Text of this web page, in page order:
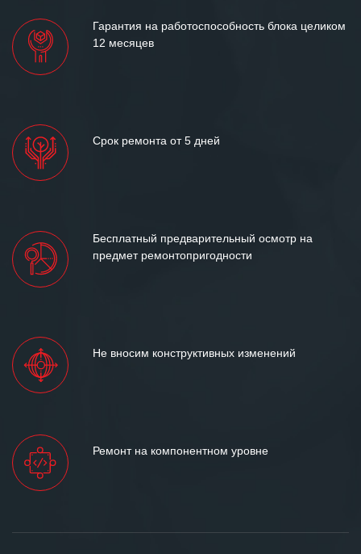
Гарантия на работоспособность блока целиком
12 месяцев
Срок ремонта от 5 дней
Бесплатный предварительный осмотр на
предмет ремонтопригодности
Не вносим конструктивных изменений
Ремонт на компонентном уровне